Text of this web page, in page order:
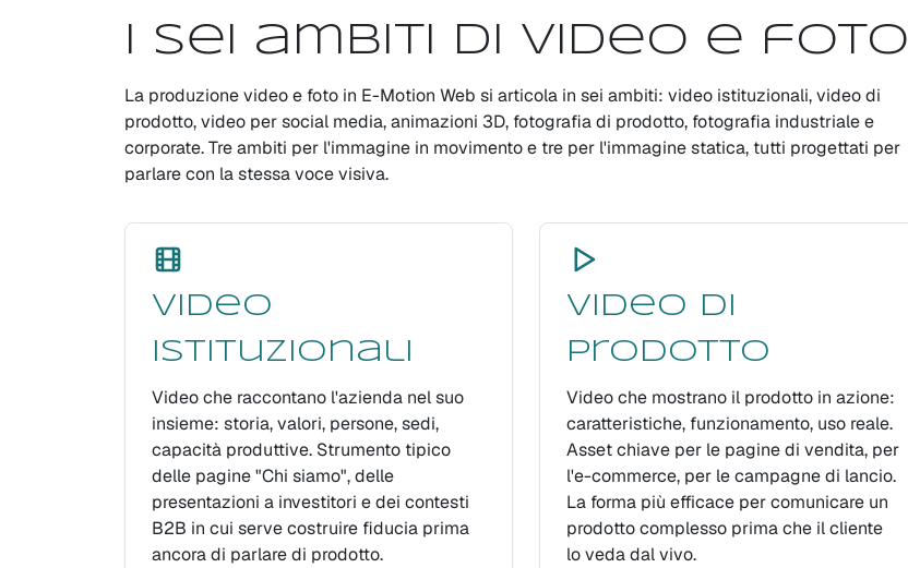
I sei ambiti di video e foto
La produzione video e foto in E-Motion Web si articola in sei ambiti: video istituzionali, video di
prodotto, video per social media, animazioni 3D, fotografia di prodotto, fotografia industriale e
corporate. Tre ambiti per l'immagine in movimento e tre per l'immagine statica, tutti progettati per
parlare con la stessa voce visiva.
Video
istituzionali
Video che raccontano l'azienda nel suo
insieme: storia, valori, persone, sedi,
capacità produttive. Strumento tipico
delle pagine "Chi siamo", delle
presentazioni a investitori e dei contesti
B2B in cui serve costruire fiducia prima
ancora di parlare di prodotto.
Video di
prodotto
Video che mostrano il prodotto in azione:
caratteristiche, funzionamento, uso reale.
Asset chiave per le pagine di vendita, per
l'e-commerce, per le campagne di lancio.
La forma più efficace per comunicare un
prodotto complesso prima che il cliente
lo veda dal vivo.